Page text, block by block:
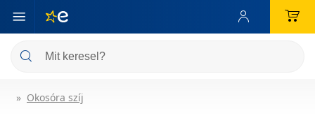
Okosóra szíj